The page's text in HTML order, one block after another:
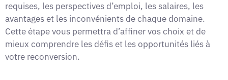
requises, les perspectives d’emploi, les salaires, les
avantages et les inconvénients de chaque domaine.
Cette étape vous permettra d’affiner vos choix et de
mieux comprendre les défis et les opportunités liés à
votre reconversion.